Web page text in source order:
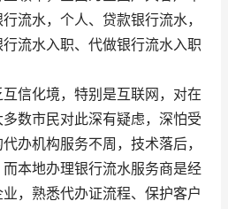
流水，个人、贷款银行流水，
流水入职、代做银行流水入职
化境，特别是互联网，对在
数市民对此深有疑虑，深怕受
办机构服务不周，技术落后，
本地办理银行流水服务商是经
，熟悉代办证流程、保护客户